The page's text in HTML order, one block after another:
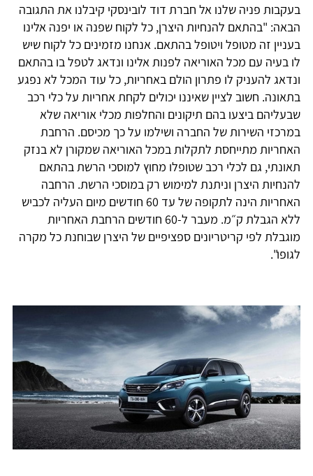
בעקבות פניה שלנו אל חברת דוד לובינסקי קיבלנו את התגובה
הבאה: "בהתאם להנחיות היצרן, כל לקוח שפנה או יפנה אלינו
בעניין זה מטופל ויטופל בהתאם. אנחנו מזמינים כל לקוח שיש
לו בעיה עם מכל האוריאה לפנות אלינו ונדאג לטפל בו בהתאם
ונדאג להעניק לו פתרון הולם באחריות, כל עוד המכל לא נפגע
בתאונה. חשוב לציין שאיננו יכולים לקחת אחריות על כלי רכב
שבעליהם ביצעו בהם תיקונים והחלפות מכלי אוריאה שלא
במרכזי השירות של החברה ושילמו על כך מכיסם. הרחבת
האחריות מתייחסת לתקלות במכל האוריאה שמקורן לא בנזק
תאונתי, גם לכלי רכב שטופלו מחוץ למוסכי הרשת בהתאם
להנחיות היצרן וניתנת למימוש רק במוסכי הרשת. הרחבה
האחריות הינה לתקופה של עד 60 חודשים מיום העליה לכביש
ללא הגבלת ק״מ. מעבר ל-60 חודשים הרחבת האחריות
מוגבלת לפי קריטריונים ספציפיים של היצרן שבוחנת כל מקרה
לגופו".